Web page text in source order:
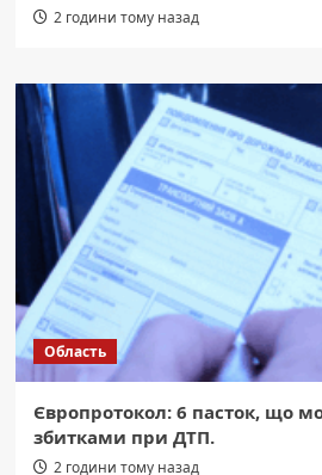
2 години тому назад
Область
Європротокол: 6 пасток, що
збитками при ДТП.
2 години тому назад